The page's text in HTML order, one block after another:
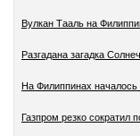
Вулкан Тааль на
Разгадана загадка
На Филиппинах
Газпром резко сократил